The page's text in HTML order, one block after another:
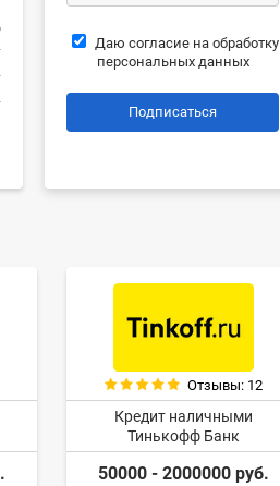
Даю согласие на обработку
персональных данных
Подписаться
Отзывы: 12
Кредит наличными
Тинькофф Банк
50000 - 2000000 руб.